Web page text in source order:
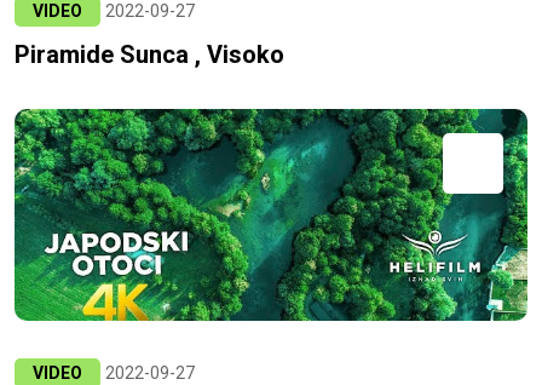
VIDEO 2022-09-27
Piramide Sunca , Visoko
VIDEO 2022-09-27